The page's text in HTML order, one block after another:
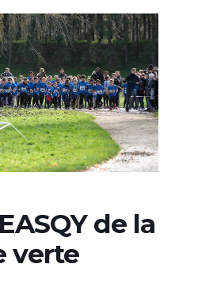
de la
verte